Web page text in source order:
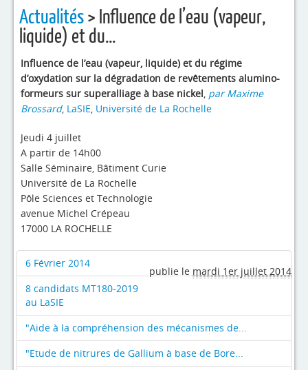
Equipes de recherche
4evLab
RUPEElab
Expertises
Master - Doctorat
Annuaire
Intranet
Actualités
Actualités> Influence de l’eau (vapeur,
liquide) et du...
Influence de l’eau (vapeur, liquide) et du régime
d’oxydation sur la dégradation de revêtements alumino-
formeurs sur superalliage à base nickel, par Maxime
Brossard, LaSIE, Université de La Rochelle
Jeudi 4 juillet
A partir de 14h00
Salle Séminaire, Bâtiment Curie
Université de La Rochelle
Pôle Sciences et Technologie
avenue Michel Crépeau
17000 LA ROCHELLE
publie le mardi 1er juillet 2014
6 Février 2014
8 candidats MT180-2019
au LaSIE
"Aide à la compréhension des mécanismes de...
"Etude de nitrures de Gallium à base de Bore...